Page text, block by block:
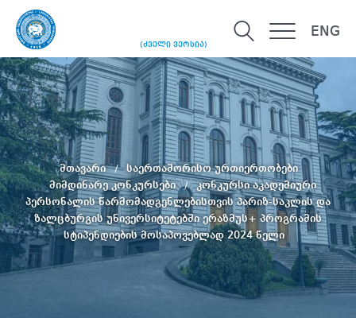
(ძველი ვერსია)
ENG
მთავარი
საერთაშორისო ურთიერთობები
მიმდინარე კონკურსები
კონკურსი აკადემიური
პერსონალის წარმომადგენლებისთვის პარიზ-საკლის და
ზალცბურგის უნივერსიტეტებში ერაზმუს+ პროგრამის
სტიპენდიების მოსაპოვებლად 2024 წელი